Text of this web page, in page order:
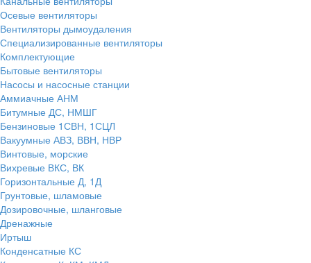
Осевые вентиляторы
Вентиляторы дымоудаления
Специализированные вентиляторы
Комплектующие
Бытовые вентиляторы
Насосы и насосные станции
Аммиачные АНМ
Битумные ДС, НМШГ
Бензиновые 1СВН, 1СЦЛ
Вакуумные АВЗ, ВВН, НВР
Винтовые, морские
Вихревые ВКС, ВК
Горизонтальные Д, 1Д
Грунтовые, шламовые
Дозировочные, шланговые
Дренажные
Иртыш
Конденсатные КС